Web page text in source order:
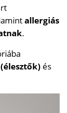
allergiás
.
és